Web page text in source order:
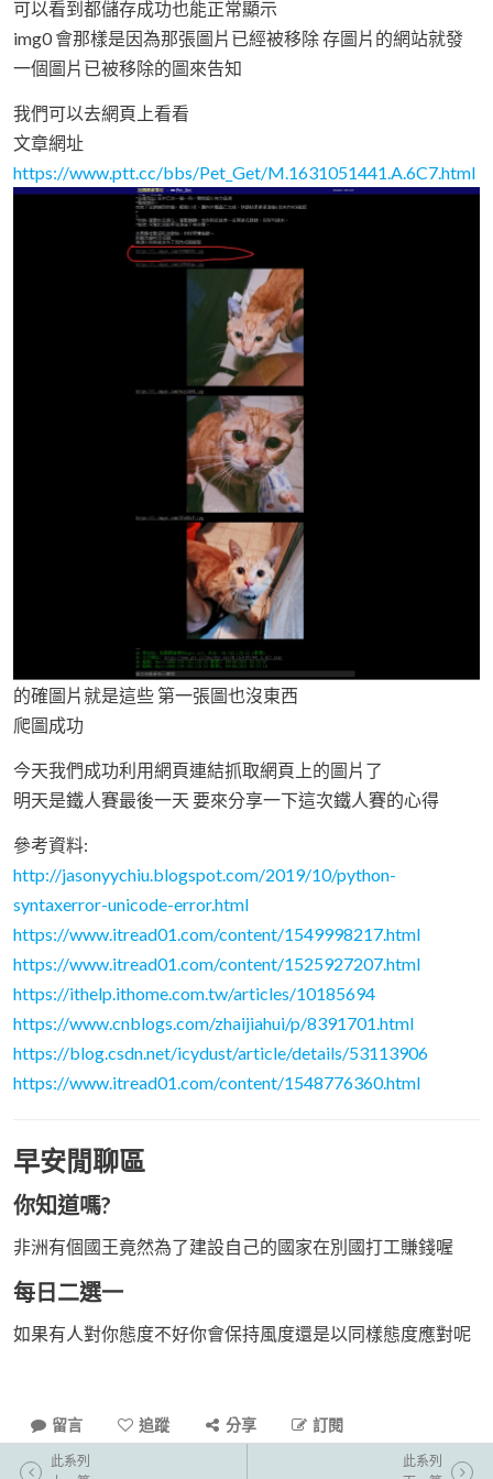
可以看到都儲存成功也能正常顯示
img0 會那樣是因為那張圖片已經被移除 存圖片的網站就發
一個圖片已被移除的圖來告知
我們可以去網頁上看看
文章網址
https://www.ptt.cc/bbs/Pet_Get/M.1631051441.A.6C7.html
的確圖片就是這些 第一張圖也沒東西
爬圖成功
今天我們成功利用網頁連結抓取網頁上的圖片了
明天是鐵人賽最後一天 要來分享一下這次鐵人賽的心得
參考資料:
http://jasonyychiu.blogspot.com/2019/10/python-
syntaxerror-unicode-error.html
https://www.itread01.com/content/1549998217.html
https://www.itread01.com/content/1525927207.html
https://ithelp.ithome.com.tw/articles/10185694
https://www.cnblogs.com/zhaijiahui/p/8391701.html
https://blog.csdn.net/icydust/article/details/53113906
https://www.itread01.com/content/1548776360.html
早安閒聊區
你知道嗎?
非洲有個國王竟然為了建設自己的國家在別國打工賺錢喔
每日二選一
如果有人對你態度不好你會保持風度還是以同樣態度應對呢
留言 追蹤 分享 訂閱
此系列
此系列